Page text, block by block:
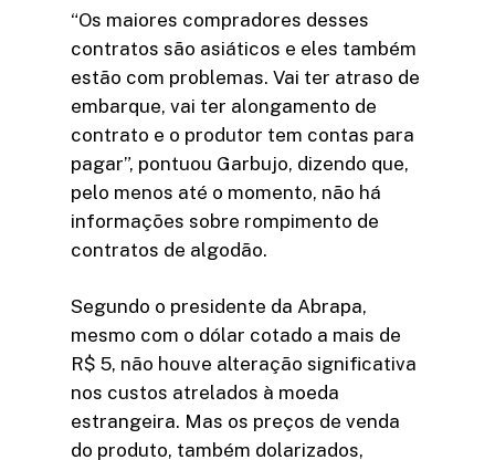
“Os maiores compradores desses
contratos são asiáticos e eles também
estão com problemas. Vai ter atraso de
embarque, vai ter alongamento de
contrato e o produtor tem contas para
pagar”, pontuou Garbujo, dizendo que,
pelo menos até o momento, não há
informações sobre rompimento de
contratos de algodão.
Segundo o presidente da Abrapa,
mesmo com o dólar cotado a mais de
R$ 5, não houve alteração significativa
nos custos atrelados à moeda
estrangeira. Mas os preços de venda
do produto, também dolarizados,